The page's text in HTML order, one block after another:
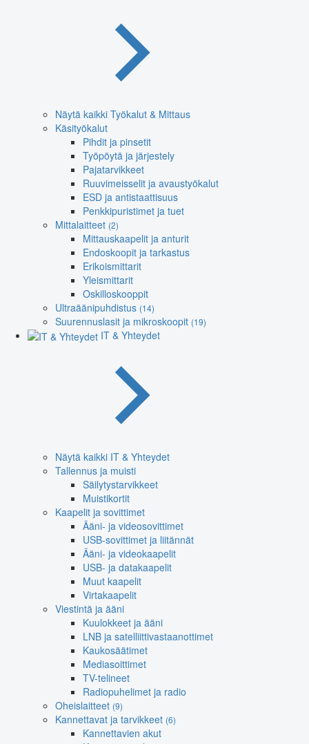
Näytä kaikki Työkalut & Mittaus
Käsityökalut
Pihdit ja pinsetit
Työpöytä ja järjestely
Pajatarvikkeet
Ruuvimeisselit ja avaustyökalut
ESD ja antistaattisuus
Penkkipuristimet ja tuet
Mittalaitteet (2)
Mittauskaapelit ja anturit
Endoskoopit ja tarkastus
Erikoismittarit
Yleismittarit
Oskilloskooppit
Ultraäänipuhdistus (14)
Suurennuslasit ja mikroskoopit (19)
IT & Yhteydet
Näytä kaikki IT & Yhteydet
Tallennus ja muisti
Säilytystarvikkeet
Muistikortit
Kaapelit ja sovittimet
Ääni- ja videosovittimet
USB-sovittimet ja liitännät
Ääni- ja videokaapelit
USB- ja datakaapelit
Muut kaapelit
Virtakaapelit
Viestintä ja ääni
Kuulokkeet ja ääni
LNB ja satelliittivastaanottimet
Kaukosäätimet
Mediasoittimet
TV-telineet
Radiopuhelimet ja radio
Oheislaitteet (9)
Kannettavat ja tarvikkeet (6)
Kannettavien akut